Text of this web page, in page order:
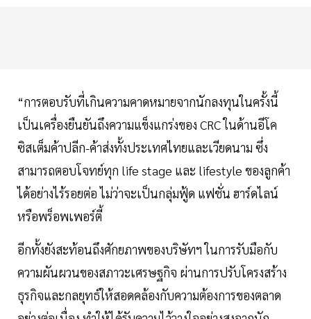
“การตอบรับที่เกินความคาดหมายจากนักลงทุนในครั้งนี้
เป็นเครื่องยืนยันถึงความแข็งแกร่งของ CRC ในด้านอีโค
ซิสเต็มค้าปลีก-ค้าส่งทั้งประเทศไทยและเวียดนาม ซึ่ง
สามารถตอบโจทย์ทุก life stage และ lifestyle ของลูกค้า
ได้อย่างไร้รอยต่อ ไม่ว่าจะเป็นกลุ่มฟู้ด แฟชั่น ฮาร์ดไลน์
หรือพร็อพเพอร์ตี้
อีกทั้งยังสะท้อนถึงศักยภาพของบริษัทฯ ในการรับมือกับ
ความผันผวนของสภาวะเศรษฐกิจ ผ่านการปรับโครงสร้าง
ธุรกิจและกลยุทธ์ให้สอดคล้องกับความต้องการของตลาด